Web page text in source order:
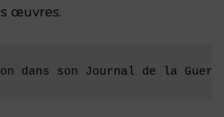
œuvres.
dans son Journal de la